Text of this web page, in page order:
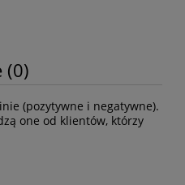
(0)
(pozytywne i negatywne).
one od klientów, którzy